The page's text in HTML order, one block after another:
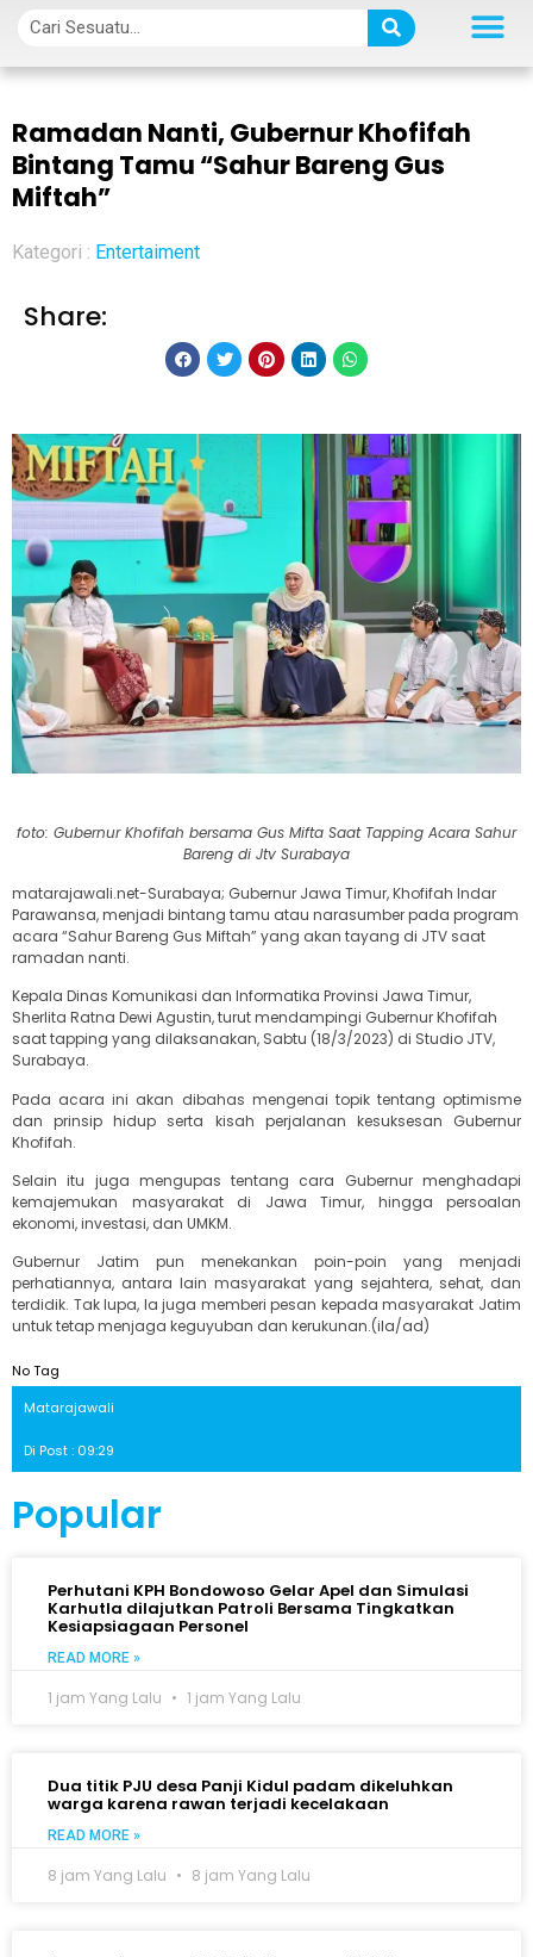
Ramadan Nanti, Gubernur Khofifah
Bintang Tamu “Sahur Bareng Gus
Miftah”
Kategori : Entertaiment
Share:
foto: Gubernur Khofifah bersama Gus Mifta Saat Tapping Acara Sahur
Bareng di Jtv Surabaya
matarajawali.net-Surabaya; Gubernur Jawa Timur, Khofifah Indar
Parawansa, menjadi bintang tamu atau narasumber pada program
acara “Sahur Bareng Gus Miftah” yang akan tayang di JTV saat
ramadan nanti.
Kepala Dinas Komunikasi dan Informatika Provinsi Jawa Timur,
Sherlita Ratna Dewi Agustin, turut mendampingi Gubernur Khofifah
saat tapping yang dilaksanakan, Sabtu (18/3/2023) di Studio JTV,
Surabaya.
Pada acara ini akan dibahas mengenai topik tentang optimisme
dan prinsip hidup serta kisah perjalanan kesuksesan Gubernur
Khofifah.
Selain itu juga mengupas tentang cara Gubernur menghadapi
kemajemukan masyarakat di Jawa Timur, hingga persoalan
ekonomi, investasi, dan UMKM.
Gubernur Jatim pun menekankan poin-poin yang menjadi
perhatiannya, antara lain masyarakat yang sejahtera, sehat, dan
terdidik. Tak lupa, Ia juga memberi pesan kepada masyarakat Jatim
untuk tetap menjaga keguyuban dan kerukunan.(ila/ad)
No Tag
Matarajawali
Di Post : 09:29
Popular
Perhutani KPH Bondowoso Gelar Apel dan Simulasi
Karhutla dilajutkan Patroli Bersama Tingkatkan
Kesiapsiagaan Personel
READ MORE »
1 jam Yang Lalu 1 jam Yang Lalu
Dua titik PJU desa Panji Kidul padam dikeluhkan
warga karena rawan terjadi kecelakaan
READ MORE »
8 jam Yang Lalu 8 jam Yang Lalu